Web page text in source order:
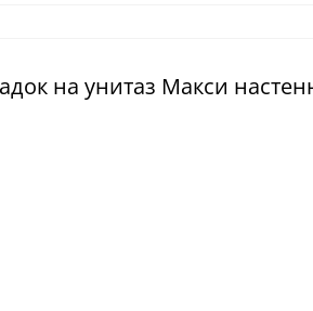
на унитаз Макси